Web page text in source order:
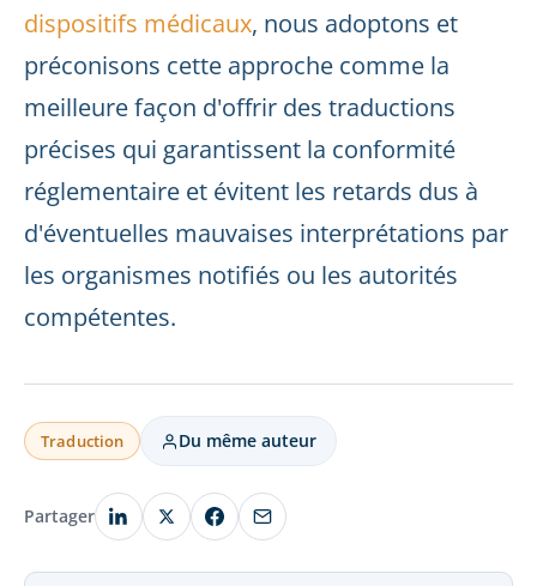
dispositifs médicaux, nous adoptons et
préconisons cette approche comme la
meilleure façon d'offrir des traductions
précises qui garantissent la conformité
réglementaire et évitent les retards dus à
d'éventuelles mauvaises interprétations par
les organismes notifiés ou les autorités
compétentes.
Traduction Du même auteur
Partager